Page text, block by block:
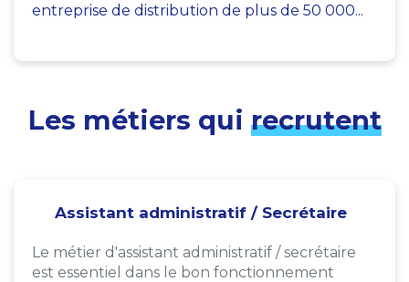
entreprise de distribution de plus de 50 000...
Les métiers qui recrutent
Assistant administratif / Secrétaire
Le métier d'assistant administratif / secrétaire
est essentiel dans le bon fonctionnement